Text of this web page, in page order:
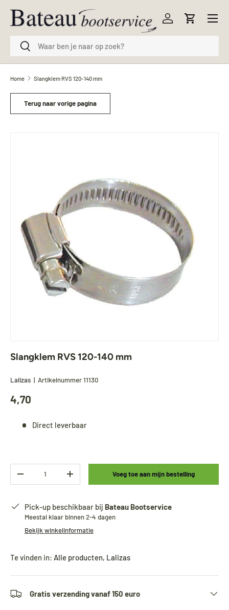
Ga naar inhoud
ZoekenZoeken
Inloggen
Menu
Home Slangklem RVS 120-140 mm
Terug naar vorige pagina
Slangklem RVS 120-140 mm
Lalizas | Artikelnummer11130
4,70
Direct leverbaar
-
+ Voeg toe aan mijn bestelling
Pick-up beschikbaar bij Bateau Bootservice
Meestal klaar binnen 2-4 dagen
Bekijk winkelinformatie
Te vinden in: Alle producten, Lalizas
Gratis verzending vanaf 150 euro